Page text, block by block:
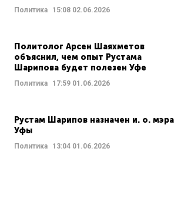
Политика 15:08 02.06.2026
Политолог Арсен Шаяхметов
объяснил, чем опыт Рустама
Шарипова будет полезен Уфе
Политика 17:59 01.06.2026
Рустам Шарипов назначен и. о. мэра
Уфы
Политика 13:04 01.06.2026